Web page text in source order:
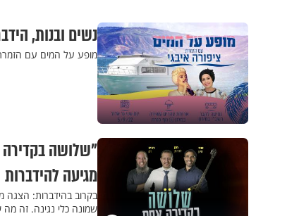
נשים ובנות,
מופע על המים עם
"שלושה בקדירה
מגיעה להידברות
בקרוב בהידברות: הצגה
שמונה כלי נגינה. זה